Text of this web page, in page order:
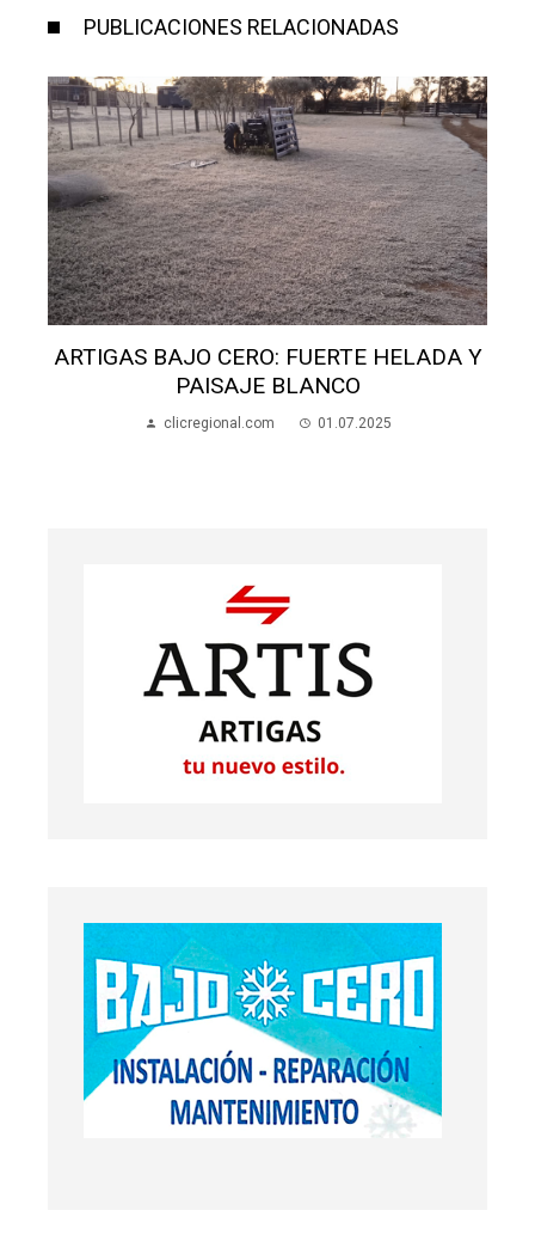
PUBLICACIONES RELACIONADAS
INVESTIGAN DENUNCIA DE ÍNDOLE
SEXUAL EN JOSÉ PEDRO VARELA